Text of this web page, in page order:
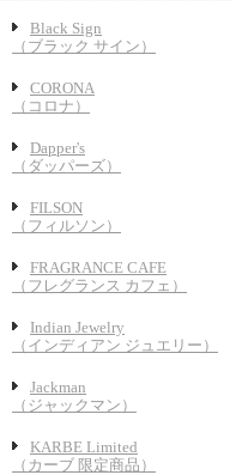
Black Sign
（ブラック サイン）
CORONA
（コロナ）
Dapper's
（ダッパーズ）
FILSON
（フィルソン）
FRAGRANCE CAFE
（フレグランス カフェ）
Indian Jewelry
（インディアン ジュエリー）
Jackman
（ジャックマン）
KARBE Limited
（カーブ 限定商品）